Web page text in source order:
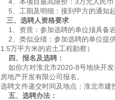
5、工期及明细：接到甲方的通知
三、选聘人资格要求
1、资质：参加选聘的单位须具备
2、类似业绩：参加选聘的单位提
1.5万平方米的岩土工程勘察）
四、 报名及选聘：
如你方对淮北市2020-8号地块开发
房地产开发有限公司报名。
选聘文件递交时间及地点：淮北市
五、选聘办法：